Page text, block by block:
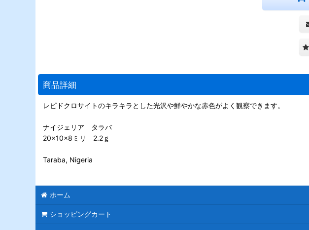
商品詳細
レピドクロサイトのキラキラとした光沢や鮮やかな赤色がよく観察できます。
ナイジェリア タラバ
20×10×8ミリ 2.2ｇ
Taraba, Nigeria
ホーム
ショッピングカート